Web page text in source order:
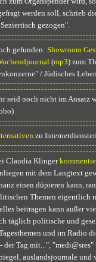
werden soll, schrieb
gezogen".
gefunden: Showroom
(mp3) zum
/ Jüdisches
seid noch nicht im Ansatz
zu
Claudia Klinger
mit dem Langtext
einen düpieren kann,
Themen eigentlich
beitragen kann außer
täglich politische und
und im Radio
der Tag mit...",
auslandsjournale